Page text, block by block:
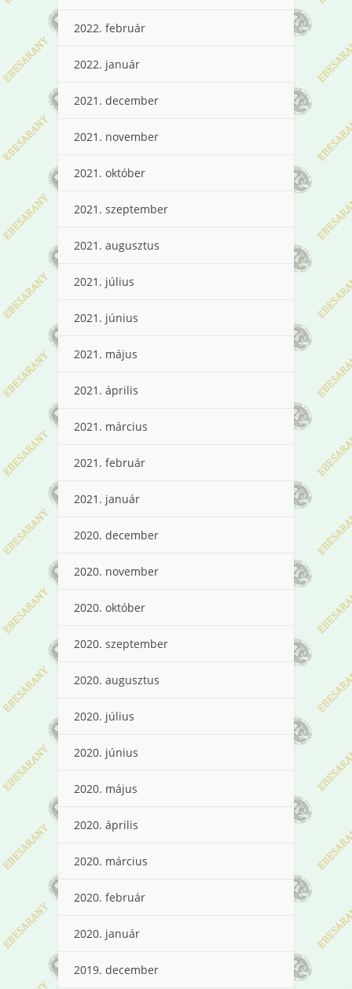
2022. február
2022. január
2021. december
2021. november
2021. október
2021. szeptember
2021. augusztus
2021. július
2021. június
2021. május
2021. április
2021. március
2021. február
2021. január
2020. december
2020. november
2020. október
2020. szeptember
2020. augusztus
2020. július
2020. június
2020. május
2020. április
2020. március
2020. február
2020. január
2019. december